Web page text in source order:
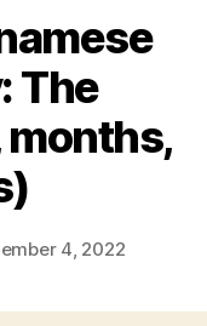
The
months,
4, 2022